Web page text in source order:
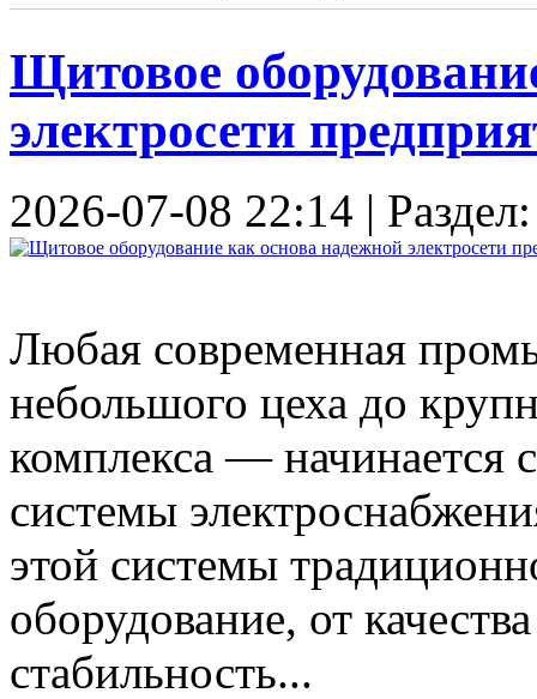
Щитовое
электросети
2026-07-08 22:14 |
Любая современная
небольшого цеха до
комплекса — начинается
системы
этой системы
оборудование, от
стабильность...